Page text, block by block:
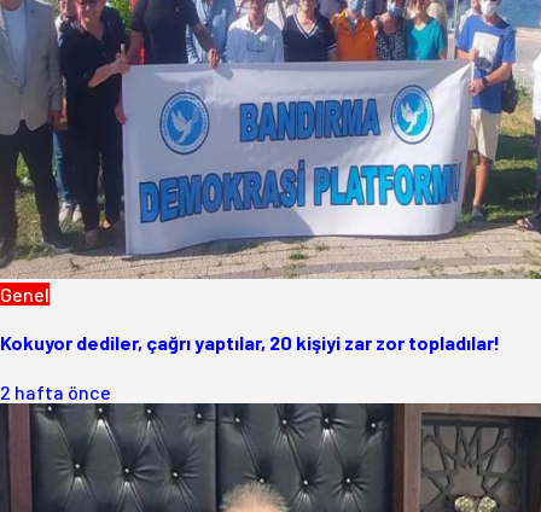
Genel
Kokuyor dediler, çağrı yaptılar, 20 kişiyi zar zor topladılar!
2 hafta önce